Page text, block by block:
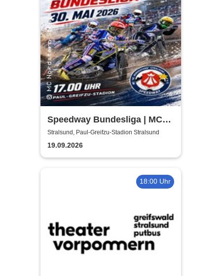
Speedway Bundesliga | MC
Nordstern Stralsund
Stralsund, Paul-Greifzu-Stadion Stralsund
19.09.2026
18:00 Uhr